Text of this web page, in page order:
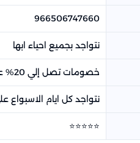
966506747660
نتواجد بجميع احياء ابها
خصومات تصل إلي 20% علي جميع خدمات شركة هاوس كلين
نتواجد كل ايام الاسبواع
⭐⭐⭐⭐⭐